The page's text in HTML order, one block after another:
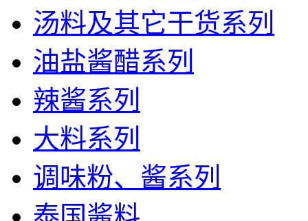
汤料及其它干货系列
油盐酱醋系列
辣酱系列
大料系列
调味粉、酱系列